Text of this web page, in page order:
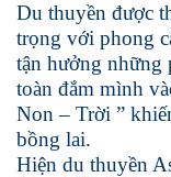
Du thuyền được
trọng với phong
tận hưởng những
toàn đắm mình
Non – Trời ”
bồng lai.
Hiện du thuyền